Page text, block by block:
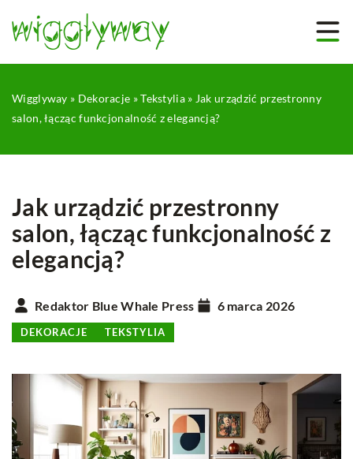
Wigglyway » Dekoracje »Tekstylia» Jak urządzić przestronny
salon, łącząc funkcjonalność z elegancją?
Jak urządzić przestronny
salon, łącząc funkcjonalność z
elegancją?
Redaktor Blue Whale Press 6 marca 2026
DEKORACJE TEKSTYLIA